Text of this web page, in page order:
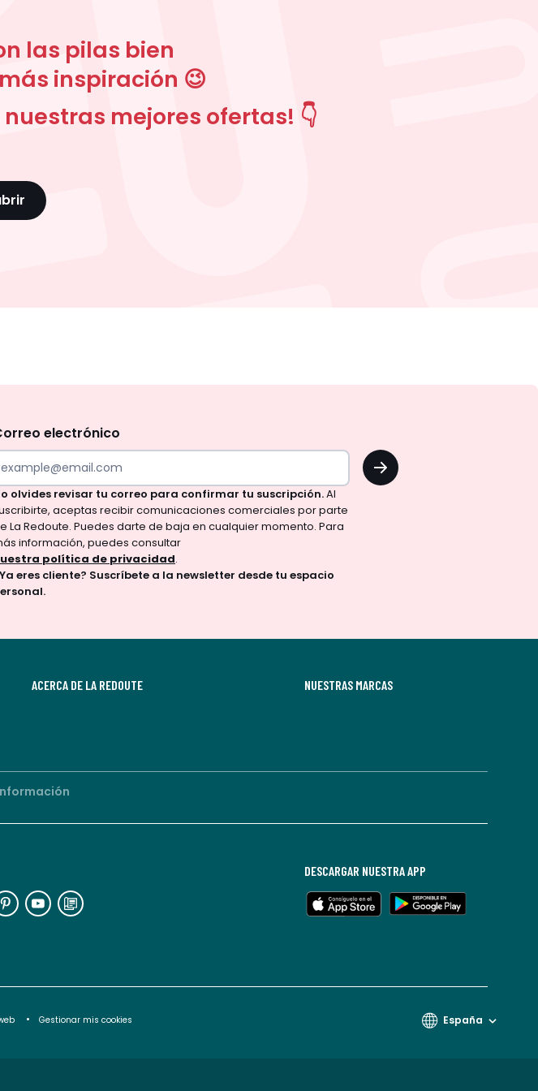
las pilas bien
inspiración 😉
mejores ofertas! 👇
comunicaciones
electrónico
OK
olvides revisar tu correo para confirmar tu suscripción.Al
aceptas recibir comunicaciones comerciales por parte
La Redoute. Puedes darte de baja en cualquier momento. Para
información, puedes consultar
política de privacidad.
eres cliente? Suscríbete a la newsletter desde tu espacio
ACERCA DE LA REDOUTE NUESTRAS MARCAS
DESCARGAR NUESTRA APP
Gestionar mis cookies España